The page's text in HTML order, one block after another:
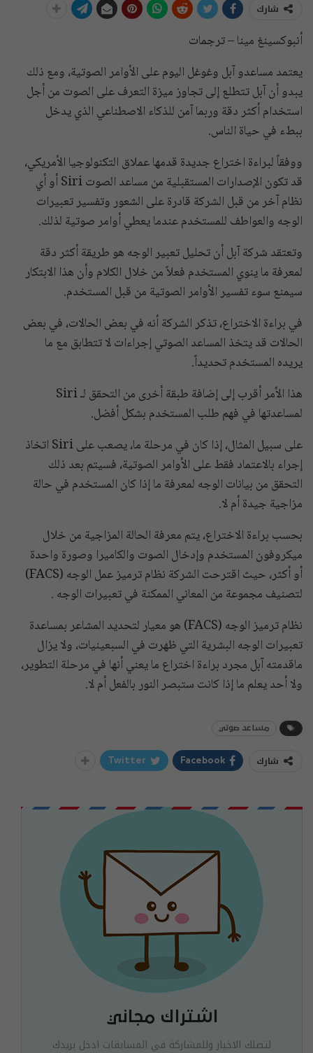
شارك
أنبوكسينغ مينا – ترجمات
يعتمد مساعدو آبل وغوغل اليوم على الأوامر الصوتية، ومع ذلك
يبدو أن آبل تتطلع إلى تجاوز ميزة التعرف على الصوت من أجل
استخدام أكثر دقة وربما آمن للذكاء الاصطناعي الذي يدخل
ببطء في حياة الناس.
ووفقاً لبراءة اختراع جديدة قدمها عملاق التكنولوجيا الأمريكي،
قد تكون الإصدارات المستقبلية من مساعد الصوت Siri أو أي
نظام آخر من قبل الشركة قادرة على الشعور وتفسير تعبيرات
الوجه والعواطف للمستخدم عندما يعطي أوامر صوتية لذلك.
وتعتقد شركة آبل أن تحليل تعبير الوجه هو طريقة أكثر دقة
لمعرفة ما ينوي المستخدم فعلاً من خلال الكلام وأن هذا الابتكار
سيمنع سوء تفسير الأوامر الصوتية من قبل المستخدم.
في براءة الاختراع، تذكر الشركة أنه في بعض الحالات، في بعض
الحالات قد يتخذ المساعد الصوتي إجراءات لا تتطابق مع ما
يريده المستخدم تحديداً.
هذا الأمر أقرب إلى إضافة طبقة أخرى من التحقق لـ Siri
لمساعدتها في فهم طلب المستخدم بشكل أفضل.
على سبيل المثال، إذا كان في مرحلة ما، يصعب على Siri اتخاذ
إجراء بالاعتماد فقط على الأوامر الصوتية، فسيتم بعد ذلك
التحقق من بيانات الوجه لمعرفة ما إذا كان المستخدم في حالة
مزاجية جيدة أم لا.
بحسب براءة الاختراع، يتم معرفة الحالة المزاجية من خلال
ميكروفون المستخدم وإدخال الصوت والكاميرا وصورة واحدة
أو أكثر، حيث اقترحت الشركة نظام ترميز عمل الوجه (FACS)
لتصنيف مجموعة من المعاني الممكنة في تعبيرات الوجه .
نظام ترميز الوجه (FACS) هو معيار لتحديد المشاعر بمساعدة
تعبيرات الوجه البشرية التي ظهرت في السبعينيات، ولا يزال
ماقدمته آبل مجرد براءة اختراع ما يعني أنها في مرحلة التطوير،
ولا أحد يعلم ما إذا كانت ستبصر النور بالفعل أم لا.
مساعد صوتي
شارك Facebook
Twitter
اشتراك مجاني
لتصلك الاخبار وللمشاركة في المسابقات ادخل بريدك